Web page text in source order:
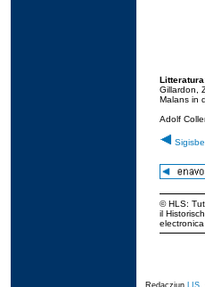
Gillardon,
Malans in
Adolf
© HLS:
il
Redacziun LIS,